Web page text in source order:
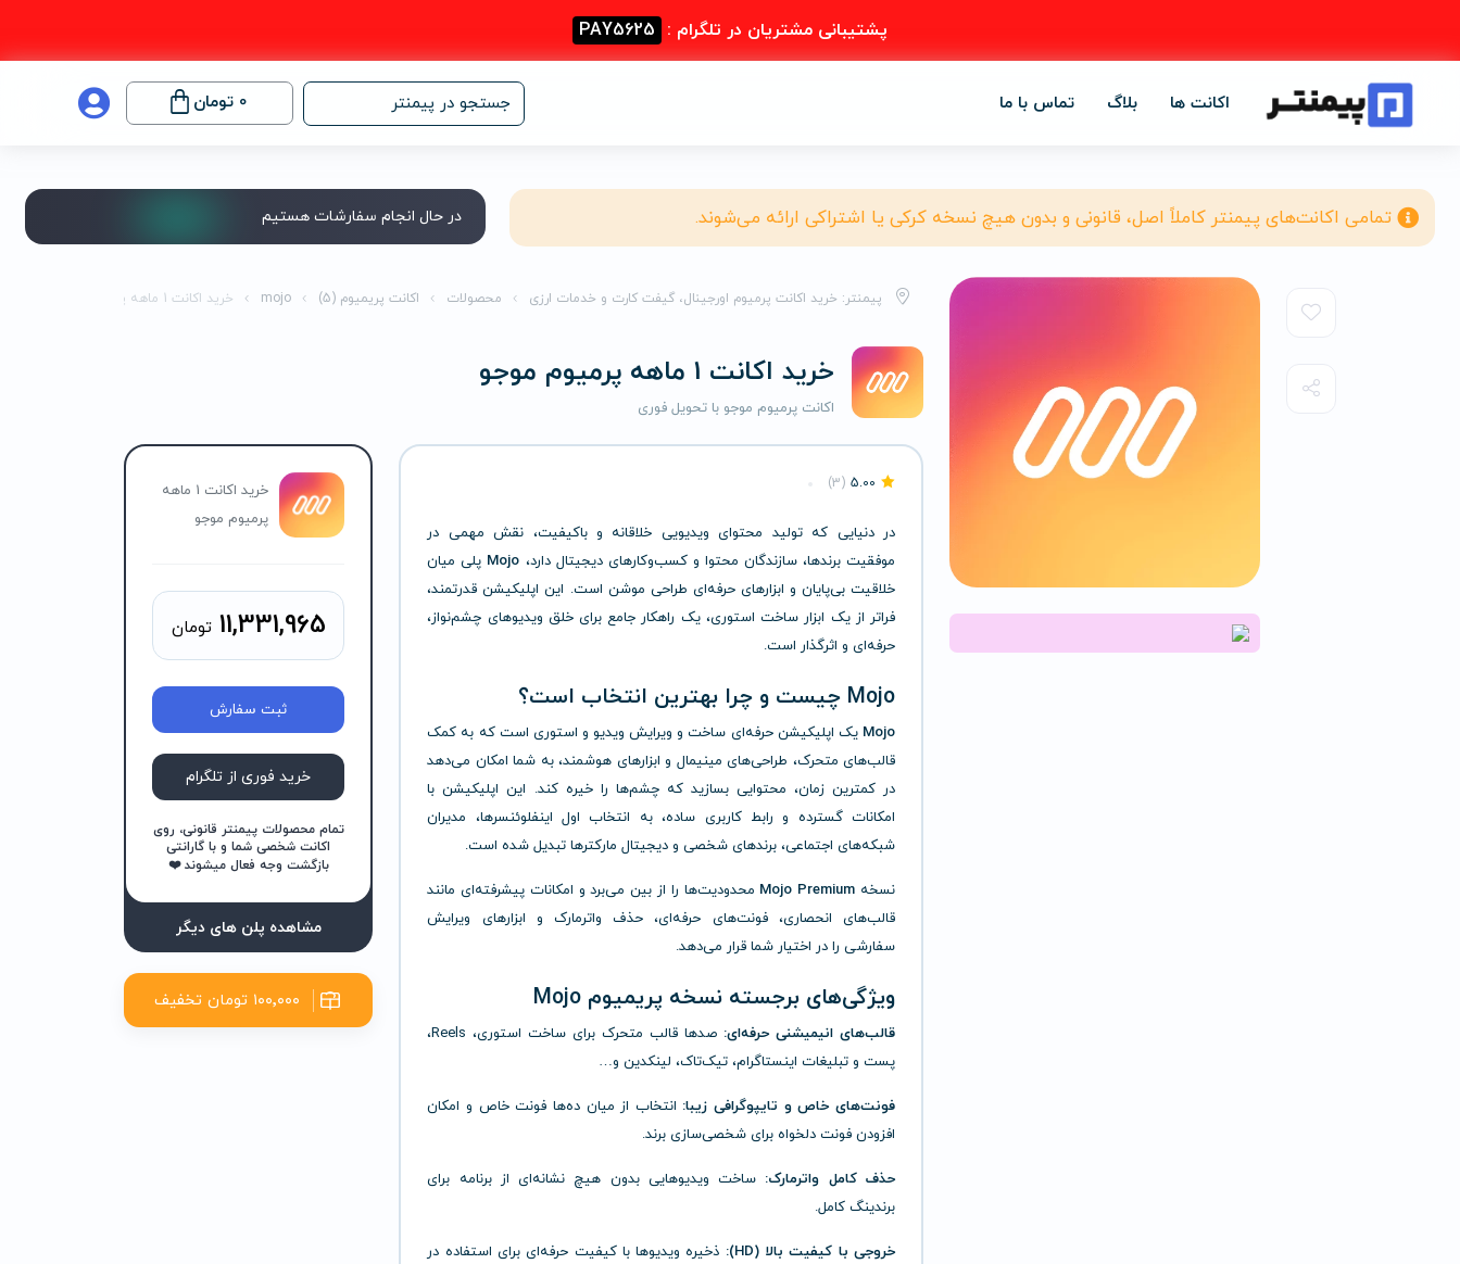
پشتیبانی مشتریان در تلگرام : PAY5625
اکانت ها بلاگ تماس با ما جستجو در پیمنتر 0 تومان
تمامی اکانت‌های پیمنتر کاملاً اصل، قانونی و بدون هیچ نسخه کرکی یا اشتراکی ارائه می‌شوند. در حال انجام سفارشات هستیم
پیمنتر: خرید اکانت پرمیوم اورجینال، گیفت کارت و خدمات ارزی محصولات اکانت پریمیوم (5) mojo خرید اکانت 1 ماهه پرمیوم موجو
خرید اکانت 1 ماهه پرمیوم موجو
اکانت پرمیوم موجو با تحویل فوری
5.00
(3)
در دنیایی که تولید محتوای ویدیویی خلاقانه و باکیفیت، نقش مهمی در
موفقیت برندها، سازندگان محتوا و کسب‌وکارهای دیجیتال دارد، Mojo پلی میان
خلاقیت بی‌پایان و ابزارهای حرفه‌ای طراحی موشن است. این اپلیکیشن قدرتمند،
فراتر از یک ابزار ساخت استوری، یک راهکار جامع برای خلق ویدیوهای چشم‌نواز،
حرفه‌ای و اثرگذار است.
Mojo چیست و چرا بهترین انتخاب است؟
Mojo یک اپلیکیشن حرفه‌ای ساخت و ویرایش ویدیو و استوری است که به کمک
قالب‌های متحرک، طراحی‌های مینیمال و ابزارهای هوشمند، به شما امکان می‌دهد
در کمترین زمان، محتوایی بسازید که چشم‌ها را خیره کند. این اپلیکیشن با
امکانات گسترده و رابط کاربری ساده، به انتخاب اول اینفلوئنسرها، مدیران
شبکه‌های اجتماعی، برندهای شخصی و دیجیتال مارکترها تبدیل شده است.
نسخه Mojo Premium محدودیت‌ها را از بین می‌برد و امکانات پیشرفته‌ای مانند
قالب‌های انحصاری، فونت‌های حرفه‌ای، حذف واترمارک و ابزارهای ویرایش
سفارشی را در اختیار شما قرار می‌دهد.
ویژگی‌های برجسته نسخه پریمیوم Mojo
قالب‌های انیمیشنی حرفه‌ای:
صدها قالب متحرک برای ساخت استوری، Reels،
پست و تبلیغات اینستاگرام، تیک‌تاک، لینکدین و…
فونت‌های خاص و تایپوگرافی زیبا: انتخاب از میان ده‌ها فونت خاص و امکان
افزودن فونت دلخواه برای شخصی‌سازی برند.
حذف کامل واترمارک: ساخت ویدیوهایی بدون هیچ نشانه‌ای از برنامه برای
برندینگ کامل.
خروجی با کیفیت بالا (HD):
ذخیره ویدیوها با کیفیت حرفه‌ای برای استفاده در
خرید اکانت 1 ماهه
پرمیوم موجو
11,331,965 تومان
ثبت سفارش
خرید فوری از تلگرام
تمام محصولات پیمنتر قانونی، روی
اکانت شخصی شما و با گارانتی
بازگشت وجه فعال میشوند ❤️
مشاهده پلن های دیگر
۱۰۰٬۰۰۰ تومان تخفیف